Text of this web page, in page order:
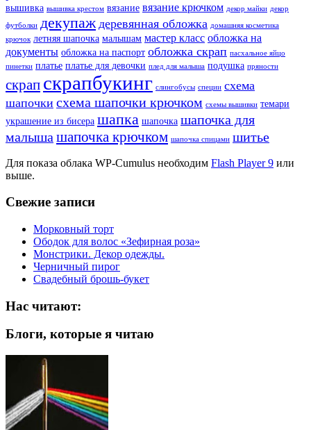
вышивка вышивка крестом вязание вязание крючком декор майки декор
футболки декупаж деревянная обложка домашняя косметика
крючок летняя шапочка малышам мастер класс обложка на
документы обложка на паспорт обложка скрап пасхальное яйцо
пинетки платье платье для девочки плед для малыша подушка пряности
скрап скрапбукинг слингобусы специи схема
шапочки схема шапочки крючком схемы вышивки темари
украшение из бисера шапка шапочка шапочка для
малыша шапочка крючком шапочка спицами шитье
Для показа облака WP-Cumulus необходим Flash Player 9 или
выше.
Свежие записи
Морковный торт
Ободок для волос «Зефирная роза»
Монстрики. Декор одежды.
Черничный пирог
Свадебный брошь-букет
Нас читают:
Блоги, которые я читаю